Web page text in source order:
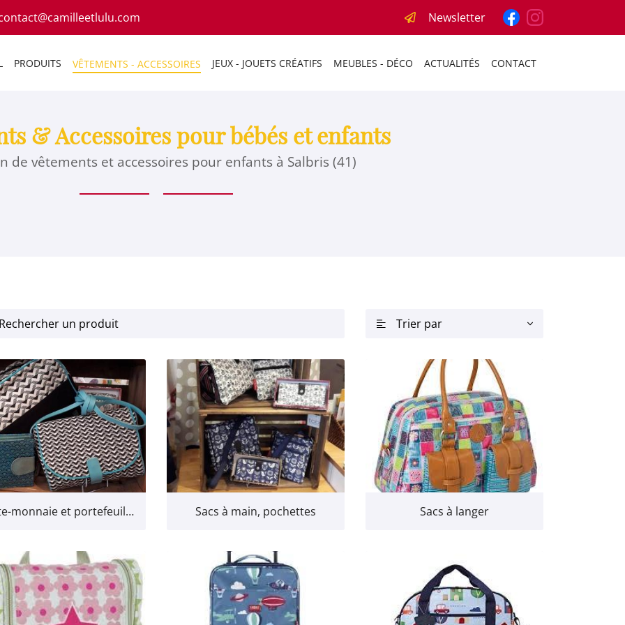
Newsletter
PRODUITS VÊTEMENTS - ACCESSOIRES JEUX - JOUETS CRÉATIFS MEUBLES - DÉCO ACTUALITÉS CONTACT
à
en
& Accessoires pour bébés et enfants
de vêtements et accessoires pour enfants à Salbris (41)
 Trier par
Porte-monnaie et portefeuilles Sacs à main, pochettes Sacs à langer